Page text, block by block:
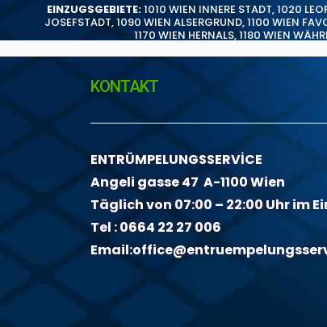
EINZUGSGEBIETE:1010 WIEN INNERE STADT,1020
JOSEFSTADT,1090 WIEN ALSERGRUND,1100 WIEN
1170 WIEN HERNALS,1180 WIEN
KONTAKT
ENTRÜMPELUNGSSERVİCE
Angeli gasse 47 A-1100 Wien
Täglich von 07:00 – 22:00 Uhr im
Tel :0664 22 27 006
Email: